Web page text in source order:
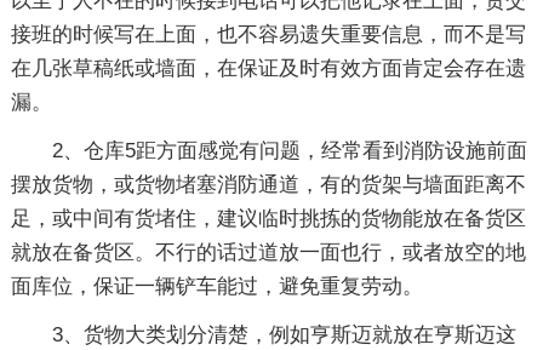
接班的时候写在上面，也不容易遗失重要信息，而不是写
在几张草稿纸或墙面，在保证及时有效方面肯定会存在遗
漏。
2、仓库5距方面感觉有问题，经常看到消防设施前面
摆放货物，或货物堵塞消防通道，有的货架与墙面距离不
足，或中间有货堵住，建议临时挑拣的货物能放在备货区
就放在备货区。不行的话过道放一面也行，或者放空的地
面库位，保证一辆铲车能过，避免重复劳动。
3、货物大类划分清楚，例如亨斯迈就放在亨斯迈这